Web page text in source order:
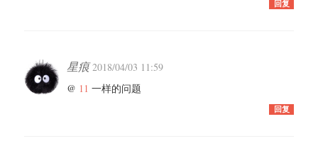
回复
星痕2018/04/03 11:59
@ 11 一样的问题
回复